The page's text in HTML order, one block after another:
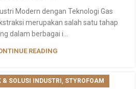
Modern dengan Teknologi Gas
merupakan salah satu tahap
dalam berbagai i...
READING
& SOLUSI INDUSTRI , STYROFOAM